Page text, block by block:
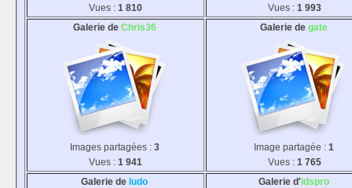
Vues : 1 810
Vues : 1 993
Galerie de Chris36
Images partagées : 3
Vues : 1 941
Galerie de gate
Image partagée : 1
Vues : 1 765
Galerie de ludo Galerie d'idspro